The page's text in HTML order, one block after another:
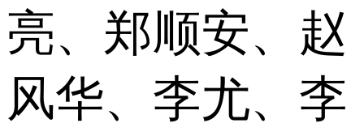
亮、郑顺安、赵
风华、李尤、李